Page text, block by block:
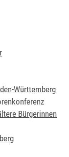
Württemberg
Bürgerinnen